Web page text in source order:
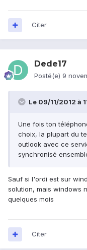
Citer
Dede17
Posté(e) 9
Le 09/11/2012 à
Une fois ton
choix, la plupart du
outlook avec ce
synchronisé
Sauf si l'ordi est sur
solution, mais windows
quelques mois
Citer